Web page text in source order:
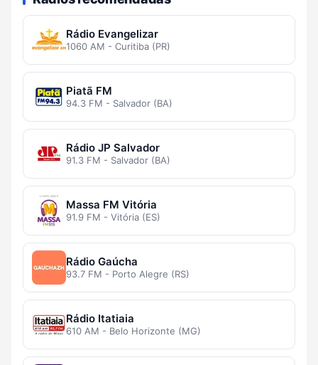
Rádio Evangelizar
1060 AM - Curitiba (PR)
Piatã FM
94.3 FM - Salvador (BA)
Rádio JP Salvador
91.3 FM - Salvador (BA)
Massa FM Vitória
91.9 FM - Vitória (ES)
Rádio Gaúcha
93.7 FM - Porto Alegre (RS)
Rádio Itatiaia
610 AM - Belo Horizonte (MG)